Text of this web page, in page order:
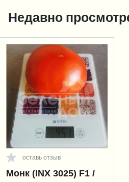
Недавно
оставь отзыв
Монк (INX 3025) F1 /